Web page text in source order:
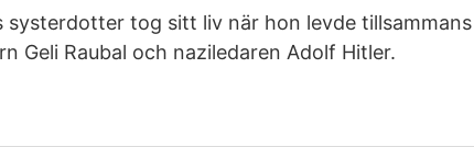
systerdotter tog sitt liv när hon levde
Geli Raubal och naziledaren Adolf Hitler.